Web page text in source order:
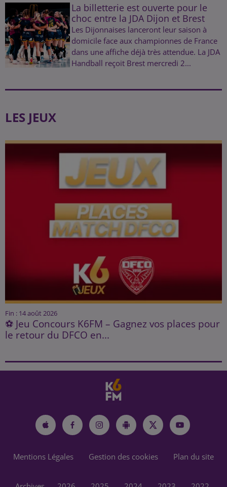
La billetterie est ouverte pour le
choc entre la JDA Dijon et Brest
Les Dijonnaises lanceront leur saison à
domicile face aux championnes de France
dans une affiche déjà très attendue. La JDA
Handball reçoit Brest mercredi 2...
LES JEUX
Fin : 14 août 2026
⚽ Jeu Concours K6FM – Gagnez vos places pour
le retour du DFCO en...
Mentions Légales Gestion des cookies Plan du site